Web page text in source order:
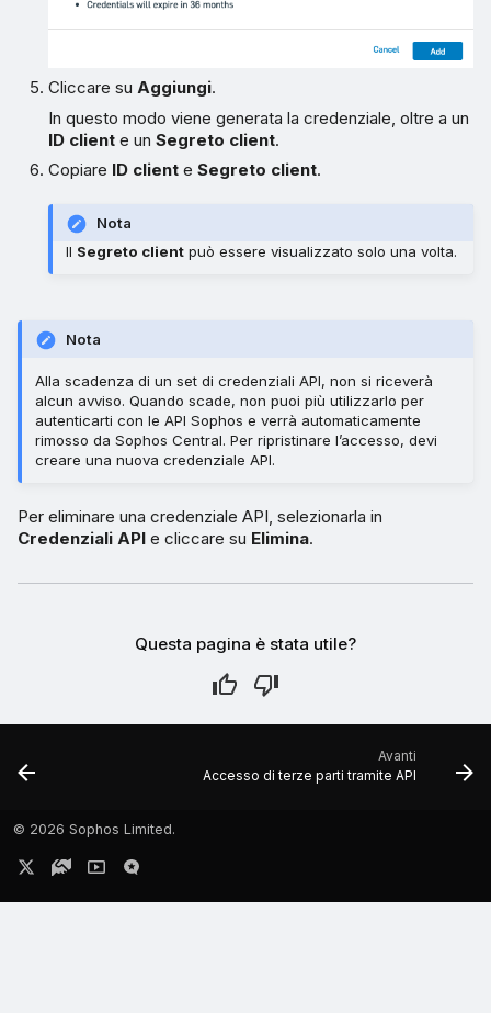
Cliccare suAggiungi.
In questo modo viene generata la credenziale, oltre a un
ID client e unSegreto client.
Copiare ID client eSegreto client.
Nota
Il Segreto client può essere visualizzato solo una volta.
Nota
Alla scadenza di un set di credenziali API, non si riceverà
alcun avviso. Quando scade, non puoi più utilizzarlo per
autenticarti con le API Sophos e verrà automaticamente
rimosso da Sophos Central. Per ripristinare l’accesso, devi
creare una nuova credenziale API.
Per eliminare una credenziale API, selezionarla in
Credenziali API e cliccare su Elimina.
Questa pagina è stata utile?
Avanti
Accesso di terze parti tramite API
© 2026 Sophos Limited.